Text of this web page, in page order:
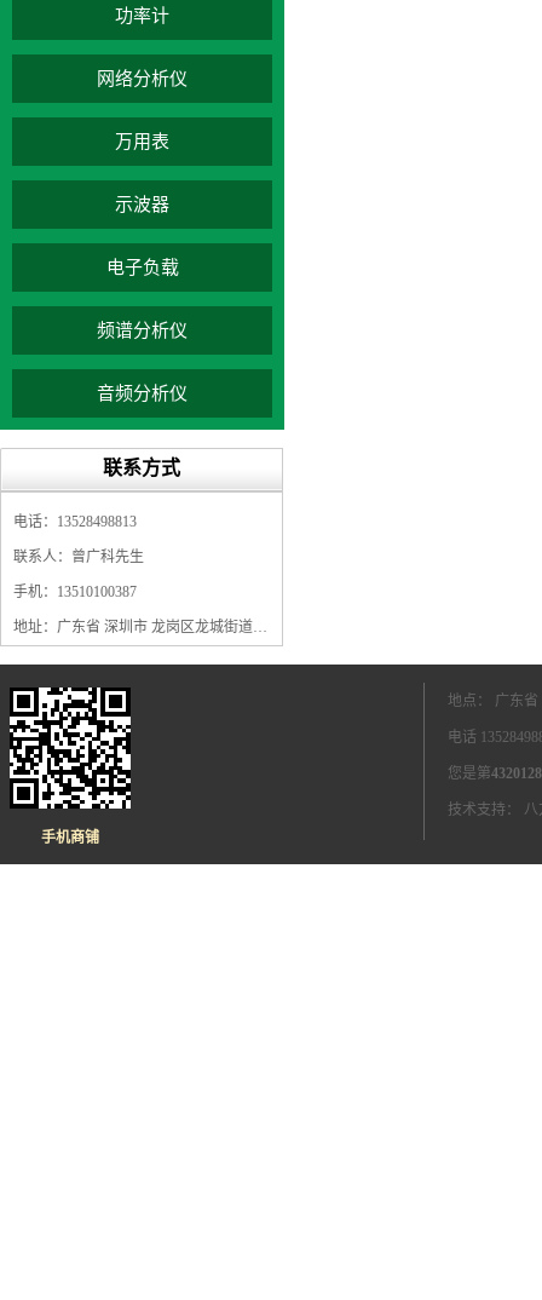
功率计
网络分析仪
万用表
示波器
电子负载
频谱分析仪
音频分析仪
联系方式
电话：13528498813
联系人：曾广科先生
手机：13510100387
地址：广东省 深圳市 龙岗区龙城街道龙翔大道9009号珠江广场A1栋5F
手机商铺
地点： 广东
电话
您是第4320128
技术支持： 八